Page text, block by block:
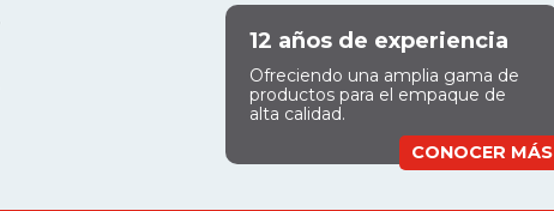
12 años de experiencia
Ofreciendo una amplia gama de
productos para el empaque de
alta calidad.
CONOCER MÁS